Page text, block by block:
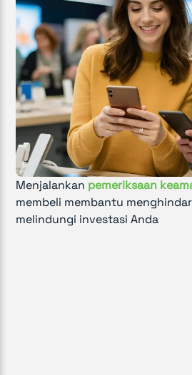
Menjalankan pemeriksaan
membeli membantu
melindungi investasi Anda